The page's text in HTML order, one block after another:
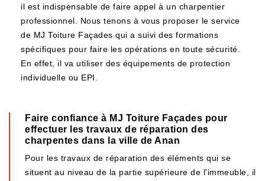
il est indispensable de faire appel à un charpentier
professionnel. Nous tenons à vous proposer le service
de MJ Toiture Façades qui a suivi des formations
spécifiques pour faire les opérations en toute sécurité.
En effet, il va utiliser des équipements de protection
individuelle ou EPI.
Faire confiance à MJ Toiture Façades pour
effectuer les travaux de réparation des
charpentes dans la ville de Anan
Pour les travaux de réparation des éléments qui se
situent au niveau de la partie supérieure de l'immeuble, il